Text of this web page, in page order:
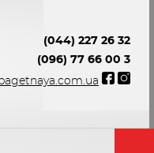
(044) 227 26 32
(096) 77 66 00 3